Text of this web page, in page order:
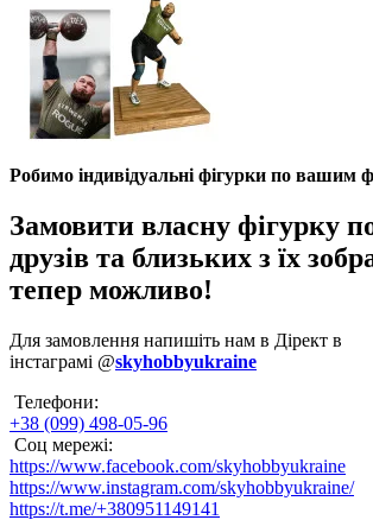
Робимо індивідуальні фігурки по вашим
Замовити власну фігурку
друзів та близьких з їх
тепер можливо!
Для замовлення напишіть нам в Дірект в
інстаграмі @skyhobbyukraine
Телефони:
+38 (099) 498-05-96
Соц мережі:
https://www.facebook.com/skyhobbyukraine
https://www.instagram.com/skyhobbyukraine/
https://t.me/+380951149141